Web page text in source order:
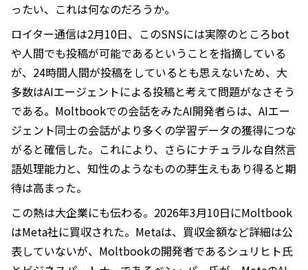
ったい、これは何なのだろうか。
ロイター通信は2月10日、このSNSには実際のところbot
や人間でも投稿が可能であるということを指摘している
が、24時間人間が投稿をしているとも思えないため、大
多数はAIエージェントによる投稿と考えて問題がなさそう
である。Moltbookでの会話をみたAI開発者らは、AIエー
ジェント同士の会話がより多くの学習データの獲得につな
がると確信した。これにより、さらにナチュラルな自然言
語処理能力と、知性のようなものの芽生えもあり得ると期
待は高まった。
この熱は大企業にも伝わる。2026年3月10日にMoltbook
はMeta社に買収された。Metaは、買収金額など詳細は公
表していないが、Moltbookの開発者であるシュリヒト氏